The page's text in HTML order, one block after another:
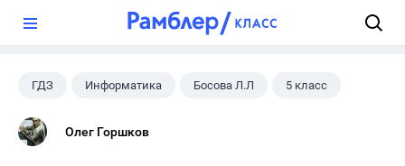
ГДЗ Информатика Босова Л.Л 5 класс
Олег Горшков